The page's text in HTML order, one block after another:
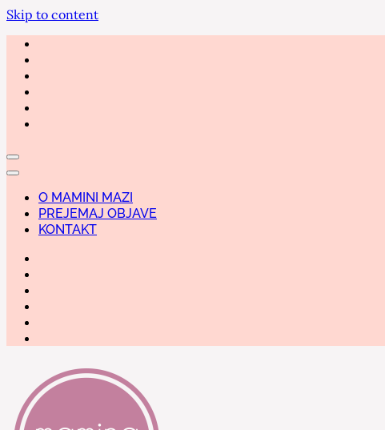
Skip to content
O MAMINI MAZI
PREJEMAJ OBJAVE
KONTAKT